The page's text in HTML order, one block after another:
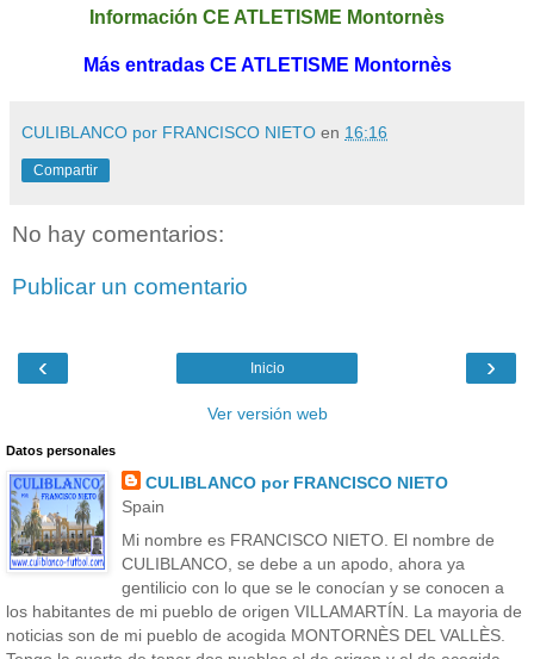
Información CE ATLETISME Montornès
Más entradas CE ATLETISME Montornès
CULIBLANCO por FRANCISCO NIETO en 16:16
Compartir
No hay comentarios:
Publicar un comentario
‹ ›
Inicio
Ver versión web
Datos personales
CULIBLANCO por FRANCISCO NIETO
Spain
Mi nombre es FRANCISCO NIETO. El nombre de
CULIBLANCO, se debe a un apodo, ahora ya
gentilicio con lo que se le conocían y se conocen a
los habitantes de mi pueblo de origen VILLAMARTÍN. La mayoria de
noticias son de mi pueblo de acogida MONTORNÈS DEL VALLÈS.